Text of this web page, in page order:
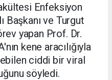
Enfeksiyon
Başkanı ve Turgut
yapan Prof. Dr.
kene aracılığıyla
ciddi bir viral
söyledi.